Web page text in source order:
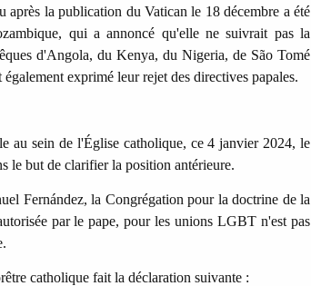
après la publication du Vatican le 18 décembre a été
qui a annoncé qu'elle ne suivrait pas la
d'Angola, du Kenya, du Nigeria, de São Tomé
exprimé leur rejet des directives papales.
au sein de l'Église catholique, ce 4 janvier 2024, le
le but de clarifier la position antérieure.
Fernández, la Congrégation pour la doctrine de la
par le pape, pour les unions LGBT n'est pas
catholique fait la déclaration suivante :